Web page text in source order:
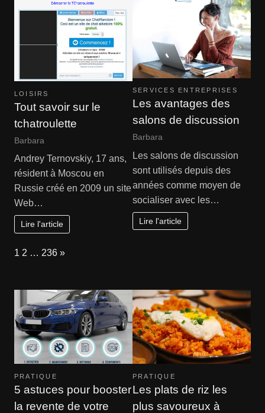
LOISIRS
Tout savoir sur le
tchatroulette
Barbara
Andrey Ternovskiy, 17 ans,
résident à Moscou en
Russie créé en 2009 un site
Web…
Lire l'article
SERVICES ENTREPRISES
Les avantages des
salons de discussion
Barbara
Les salons de discussion
sont utilisés depuis des
années comme moyen de
socialiser avec les…
Lire l'article
Page:
1 2 … 236 Next
»
PRATIQUE
5 astuces pour booster
la revente de votre
PRATIQUE
Les plats de riz les
plus savoureux à